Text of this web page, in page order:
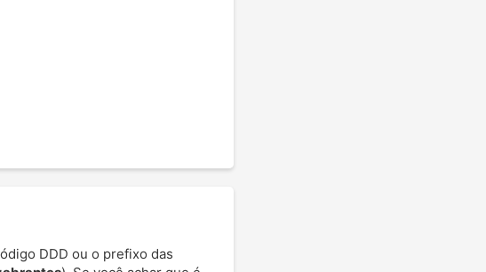
DDD ou o prefixo das